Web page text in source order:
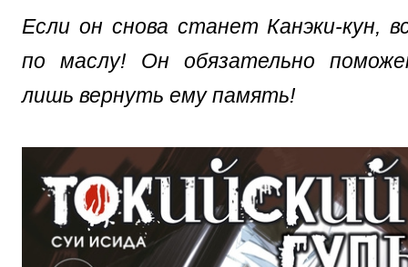
Если он снова станет Канэки-кун,
по маслу! Он обязательно
лишь вернуть ему память!